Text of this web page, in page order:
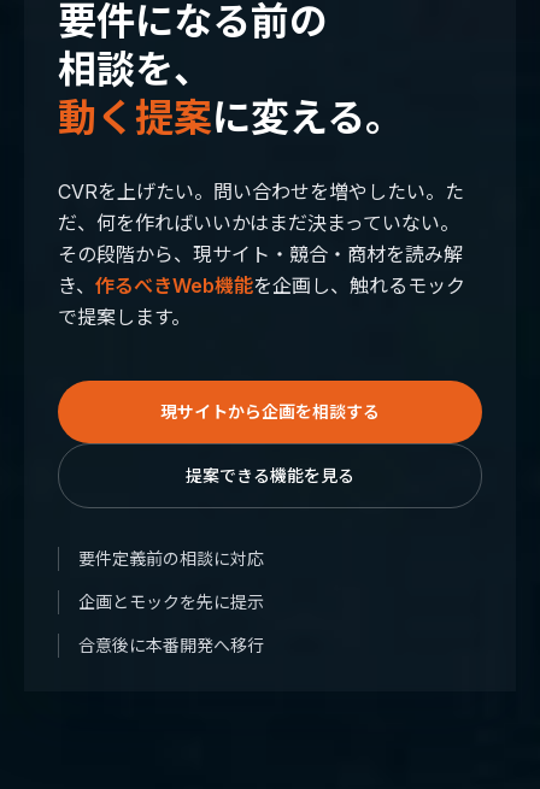
要件になる前の
相談を、
動く提案に変える。
CVRを上げたい。問い合わせを増やしたい。た
だ、何を作ればいいかはまだ決まっていない。
その段階から、現サイト・競合・商材を読み解
き、 作るべきWeb機能を企画し、触れるモック
で提案します。
現サイトから企画を相談する
提案できる機能を見る
要件定義前の相談に対応
企画とモックを先に提示
合意後に本番開発へ移行